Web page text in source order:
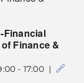
Financial
Finance &
- 17:00 |